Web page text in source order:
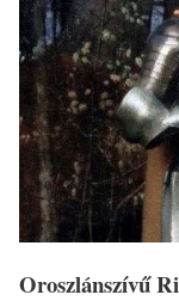
Oroszlánszívű